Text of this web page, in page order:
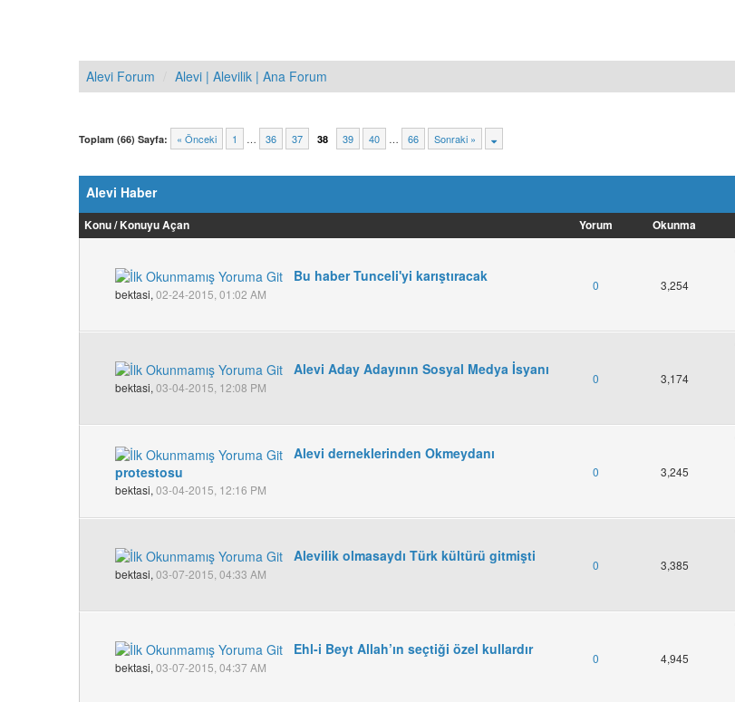
Alevi Forum Alevi | Alevilik | Ana Forum
Toplam (66) Sayfa: « Önceki 1 … 36 37 38 39 40 … 66 Sonraki »
Alevi Haber
Konu/Konuyu Açan Yorum Okunma
Bu haber Tunceli'yi karıştıracak
bektasi,02-24-2015, 01:02 AM
0 3,254
Alevi Aday Adayının Sosyal Medya İsyanı
bektasi,03-04-2015, 12:08 PM
0 3,174
Alevi derneklerinden Okmeydanı
protestosu
bektasi, 03-04-2015, 12:16 PM
0 3,245
Alevilik olmasaydı Türk kültürü gitmişti
bektasi,03-07-2015, 04:33 AM
0 3,385
Ehl-i Beyt Allah’ın seçtiği özel kullardır
bektasi,03-07-2015, 04:37 AM
0 4,945